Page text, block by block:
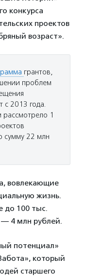
конкурса
проектов
возраст».
грантов,
проблем
с 2013 года.
рассмотрело 1
сумму 22 млн
вовлекающие
жизнь.
до 100 тыс.
4 млн рублей.
потенциал»
который
старшего